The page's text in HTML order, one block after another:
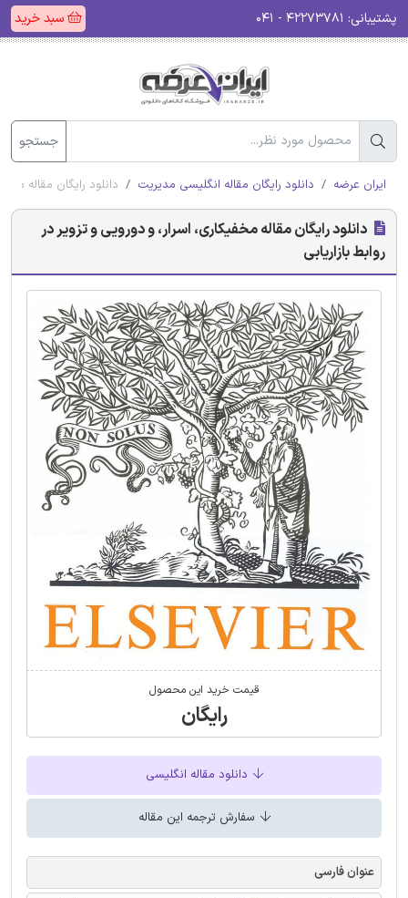
پشتیبانی: سبد خرید
جستجو
ایران عرضه دانلود رایگان مقاله انگلیسی مدیریت دانلود رایگان مقاله
دانلود رایگان مقاله مخفیکاری، اسرار، و دورویی و تزویر در
روابط بازاریابی
قیمت خرید این محصول
رایگان
دانلود مقاله انگلیسی
سفارش ترجمه این مقاله
عنوان فارسی